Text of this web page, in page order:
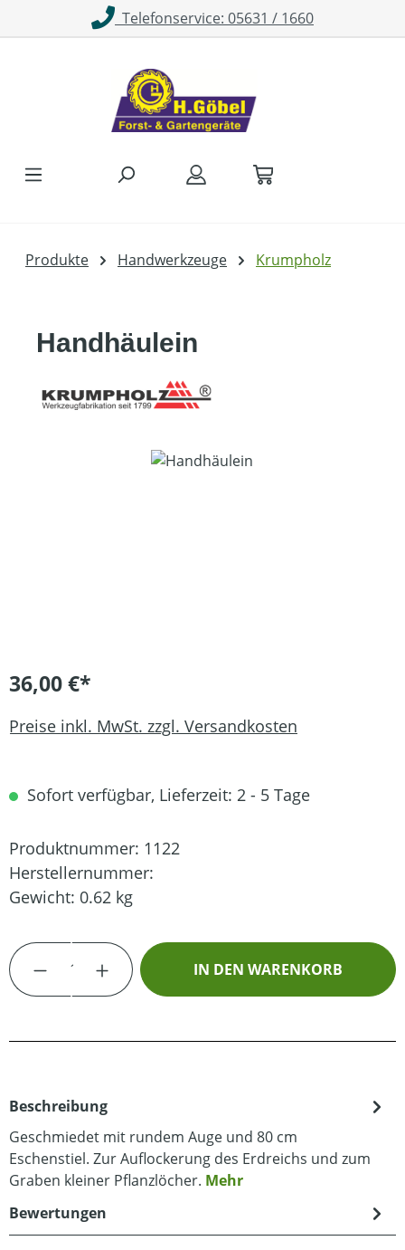
Zum Hauptinhalt springenTelefonservice: 05631 / 1660
Produkte Handwerkzeuge Krumpholz
Handhäulein
Bildergalerie überspringen
36,00 €*
Preise inkl. MwSt. zzgl. Versandkosten
Sofort verfügbar, Lieferzeit: 2 - 5 Tage
Produktnummer: 1122
Herstellernummer:
Gewicht: 0.62 kg
Produkt Anzahl: Gib den gewünschten
IN DEN WARENKORB
Beschreibung
Geschmiedet mit rundem Auge und 80 cm
Eschenstiel. Zur Auflockerung des Erdreichs und zum
Graben kleiner Pflanzlöcher. Mehr
Bewertungen